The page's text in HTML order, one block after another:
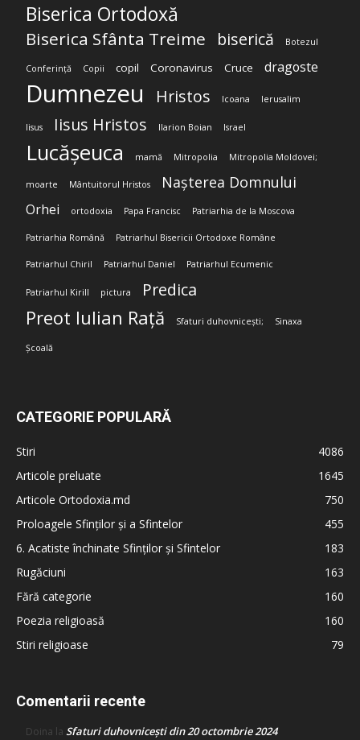
Biserica Ortodoxă
Biserica Sfânta Treime biserică Botezul
Conferință Copii copil Coronavirus Cruce dragoste
Dumnezeu Hristos Icoana Ierusalim
Iisus Iisus Hristos Ilarion Boian Israel
Lucășeuca mamă Mitropolia Mitropolia Moldovei;
moarte Mântuitorul Hristos Nașterea Domnului
Orhei ortodoxia Papa Francisc Patriarhia de la Moscova
Patriarhia Română Patriarhul Bisericii Ortodoxe Române
Patriarhul Chiril Patriarhul Daniel Patriarhul Ecumenic
Patriarhul Kirill pictura Predica
Preot Iulian Rață Sfaturi duhovnicești; Sinaxa
Școală
CATEGORIE POPULARĂ
Stiri
4086
Articole preluate
1645
Articole Ortodoxia.md
750
Proloagele Sfinților și a Sfintelor
455
6. Acatiste închinate Sfinților și Sfintelor
183
Rugăciuni
163
Fără categorie
160
Poezia religioasă
160
Stiri religioase
79
Comentarii recente
Doina la Sfaturi duhovnicești din 20 octombrie 2024